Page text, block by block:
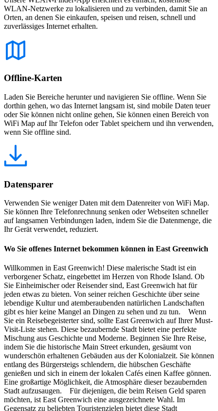
WLAN-Netzwerke zu lokalisieren und zu verbinden, damit Sie an
Orten, an denen Sie einkaufen, speisen und reisen, schnell und
zuverlässiges Internet erhalten.
Offline-Karten
Laden Sie Bereiche herunter und navigieren Sie offline. Wenn Sie
dorthin gehen, wo das Internet langsam ist, sind mobile Daten teuer
oder Sie können nicht online gehen, Sie können einen Bereich von
WiFi Map auf Ihr Telefon oder Tablet speichern und ihn verwenden,
wenn Sie offline sind.
Datensparer
Verwenden Sie weniger Daten mit dem Datenreiter von WiFi Map.
Sie können Ihre Telefonrechnung senken oder Webseiten schneller
auf langsamen Verbindungen laden, indem Sie die Datenmenge, die
Ihr Gerät verwendet, reduziert.
Wo Sie offenes Internet bekommen können in East Greenwich
Willkommen in East Greenwich! Diese malerische Stadt ist ein
verborgener Schatz, eingebettet im Herzen von Rhode Island. Ob
Sie Einheimischer oder Reisender sind, East Greenwich hat für
jeden etwas zu bieten. Von seiner reichen Geschichte über seine
lebendige Kultur und atemberaubenden natürlichen Landschaften
gibt es hier keine Mangel an Dingen zu sehen und zu tun. Wenn
Sie ein Reisebegeisterter sind, sollte East Greenwich auf Ihrer Must-
Visit-Liste stehen. Diese bezaubernde Stadt bietet eine perfekte
Mischung aus Geschichte und Moderne. Beginnen Sie Ihre Reise,
indem Sie die historische Main Street erkunden, gesäumt von
wunderschön erhaltenen Gebäuden aus der Kolonialzeit. Sie können
entlang des Bürgersteigs schlendern, die hübschen Geschäfte
genießen und sich in einem der lokalen Cafés einen Kaffee gönnen.
Eine großartige Möglichkeit, die Atmosphäre dieser bezaubernden
Stadt aufzusaugen. Für diejenigen, die beim Reisen Geld sparen
möchten, ist East Greenwich eine ausgezeichnete Wahl. Im
Gegensatz zu beliebten Touristenzielen bietet diese Stadt